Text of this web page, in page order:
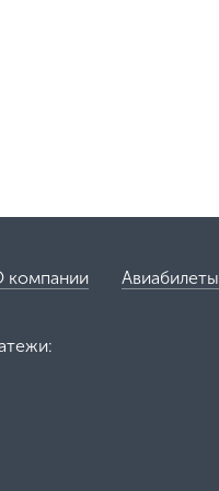
компании Авиабилеты